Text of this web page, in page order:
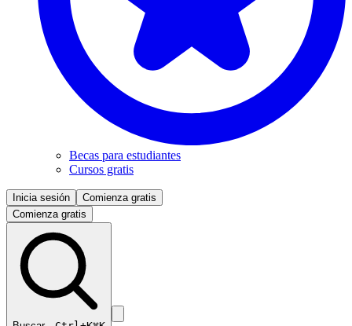
Becas para estudiantes
Cursos gratis
Inicia sesión
Comienza gratis
Comienza gratis